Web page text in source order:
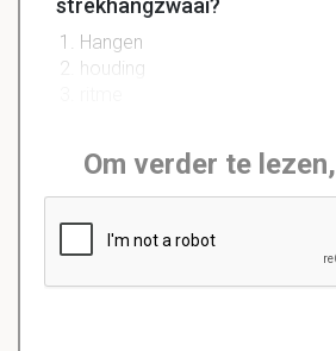
strekhangzwaai?
Hangen
houding
Om verder te